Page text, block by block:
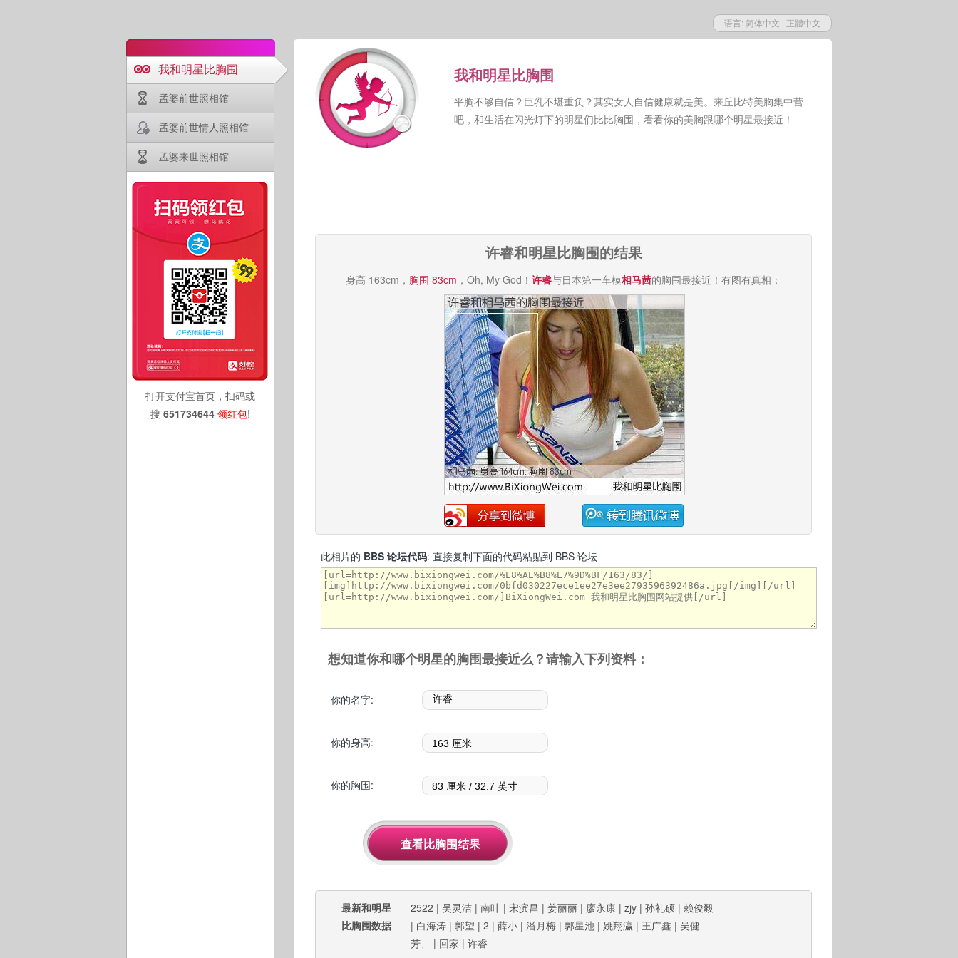
语言: 简体中文 | 正體中文
我和明星比胸围
孟婆前世照相馆
孟婆前世情人照相馆
孟婆来世照相馆
打开支付宝首页，扫码或
搜 651734644 领红包!
我和明星比胸围
平胸不够自信？巨乳不堪重负？其实女人自信健康就是美。来丘比特美胸集中营
吧，和生活在闪光灯下的明星们比比胸围，看看你的美胸跟哪个明星最接近！
许睿和明星比胸围的结果
身高 163cm， 胸围 83cm ，Oh, My God！ 许睿与日本第一车模相马茜的胸围最接近！有图有真相：
此相片的 BBS 论坛代码: 直接复制下面的代码粘贴到 BBS 论坛
想知道你和哪个明星的胸围最接近么？请输入下列资料：
你的名字:
你的身高:
你的胸围:
最新和明星
比胸围数据
2522 | 吴灵洁 | 南叶 | 宋滨昌 | 姜丽丽 | 廖永康 | zjy | 孙礼硕 | 赖俊毅
| 白海涛 | 郭望 | 2 | 薛小 | 潘月梅 | 郭星池 | 姚翔瀛 | 王广鑫 | 吴健
芳、
| 回家 | 许睿